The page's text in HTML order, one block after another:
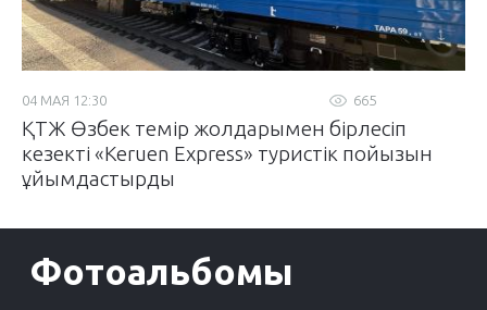
665
04 МАЯ 12:30
ҚТЖ Өзбек темір жолдарымен бірлесіп
кезекті «Keruen Express» туристік пойызын
ұйымдастырды
Фотоальбомы